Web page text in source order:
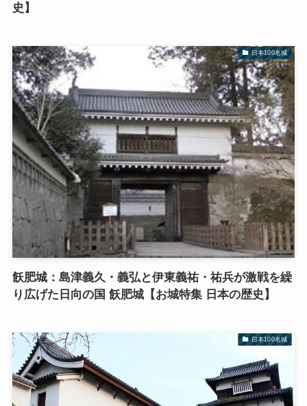
史】
日本100名城
飫肥城：島津義久・義弘と伊東義祐・祐兵が激戦を繰
り広げた日向の国 飫肥城【お城特集 日本の歴史】
日本100名城